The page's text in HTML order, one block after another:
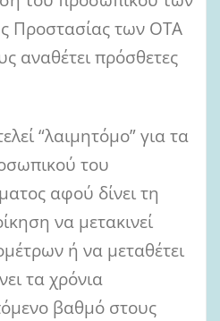
Προστασίας των ΟΤΑ
αναθέτει πρόσθετες
“λαιμητόμο” για τα
του
αφού δίνει τη
να μετακινεί
ή να μεταθέτει
τα χρόνια
βαθμό στους